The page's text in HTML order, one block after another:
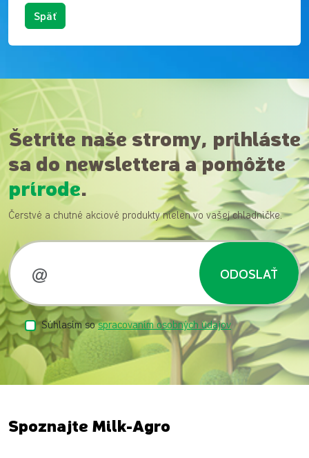
Späť
Šetrite naše stromy, prihláste
sa do newslettera a pomôžte
prírode.
Čerstvé a chutné akciové produkty nielen vo vašej chladničke.
ODOSLAŤ
Súhlasím sospracovaním osobných údajov
Spoznajte Milk-Agro